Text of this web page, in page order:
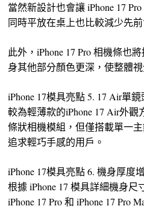
當然新設計也會讓 iPhone 17
同時平放在桌上也比較減少先
此外，iPhone 17 Pro 相機條也
身其他部分顏色更深，使整體
iPhone 17模具亮點 5. 17 Air單
較為輕薄款的iPhone 17 Air外
條狀相機模組，但僅搭載單一
追求輕巧手感的用戶。
iPhone 17模具亮點 6. 機身厚度
根據 iPhone 17 模具詳細機身
iPhone 17 Pro 和 iPhone 17 Pro